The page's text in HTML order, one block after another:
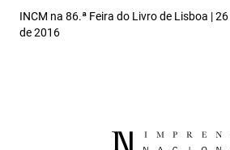
INCM na 86.ª Feira do Livro de Lisboa |
de 2016